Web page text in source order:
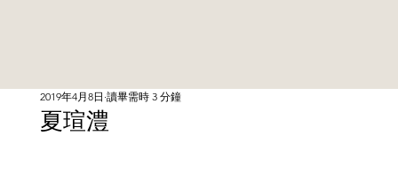
夏瑄澧
2019年4月8日 讀畢需時 3 分鐘